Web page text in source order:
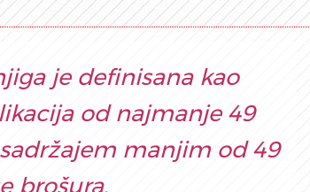
je definisana kao
od najmanje 49
sadržajem manjim od 49
brošura.